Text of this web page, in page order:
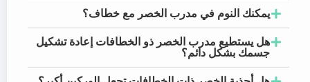
يمكنك النوم في مدرب الخصر مع خطاف؟
هل يستطيع مدرب الخصر ذو الخطافات إعادة تشكيل
جسمك بشكل دائم؟